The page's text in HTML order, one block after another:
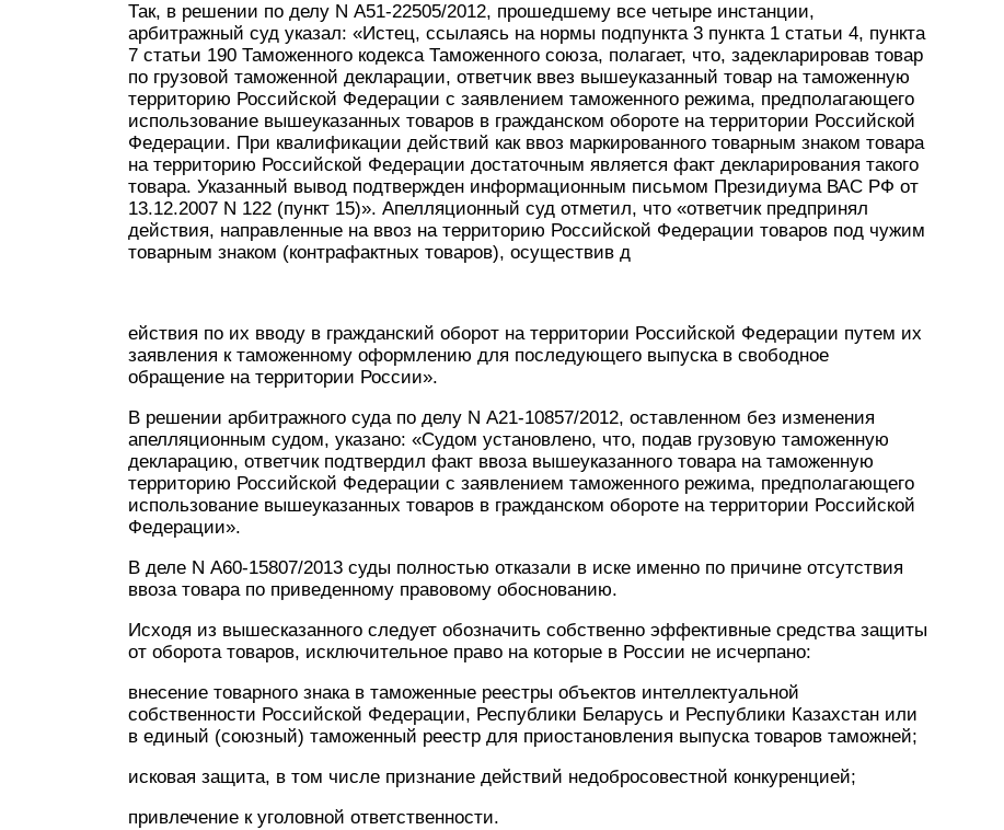
Так, в решении по делу N А51-22505/2012, прошедшему все четыре инстанции,
арбитражный суд указал: «Истец, ссылаясь на нормы подпункта 3 пункта 1 статьи 4, пункта
7 статьи 190 Таможенного кодекса Таможенного союза, полагает, что, задекларировав товар
по грузовой таможенной декларации, ответчик ввез вышеуказанный товар на таможенную
территорию Российской Федерации с заявлением таможенного режима, предполагающего
использование вышеуказанных товаров в гражданском обороте на территории Российской
Федерации. При квалификации действий как ввоз маркированного товарным знаком товара
на территорию Российской Федерации достаточным является факт декларирования такого
товара. Указанный вывод подтвержден информационным письмом Президиума ВАС РФ от
13.12.2007 N 122 (пункт 15)». Апелляционный суд отметил, что «ответчик предпринял
действия, направленные на ввоз на территорию Российской Федерации товаров под чужим
товарным знаком (контрафактных товаров), осуществив д
ействия по их вводу в гражданский оборот на территории Российской Федерации путем их
заявления к таможенному оформлению для последующего выпуска в свободное
обращение на территории России».
В решении арбитражного суда по делу N А21-10857/2012, оставленном без изменения
апелляционным судом, указано: «Судом установлено, что, подав грузовую таможенную
декларацию, ответчик подтвердил факт ввоза вышеуказанного товара на таможенную
территорию Российской Федерации с заявлением таможенного режима, предполагающего
использование вышеуказанных товаров в гражданском обороте на территории Российской
Федерации».
В деле N А60-15807/2013 суды полностью отказали в иске именно по причине отсутствия
ввоза товара по приведенному правовому обоснованию.
Исходя из вышесказанного следует обозначить собственно эффективные средства защиты
от оборота товаров, исключительное право на которые в России не исчерпано:
внесение товарного знака в таможенные реестры объектов интеллектуальной
собственности Российской Федерации, Республики Беларусь и Республики Казахстан или
в единый (союзный) таможенный реестр для приостановления выпуска товаров таможней;
исковая защита, в том числе признание действий недобросовестной конкуренцией;
привлечение к уголовной ответственности.